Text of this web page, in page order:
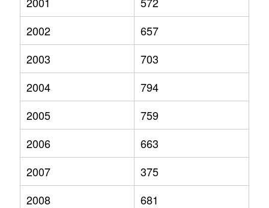
2002
657
2003
703
2004
794
2005
759
2006
663
2007
375
2008
681